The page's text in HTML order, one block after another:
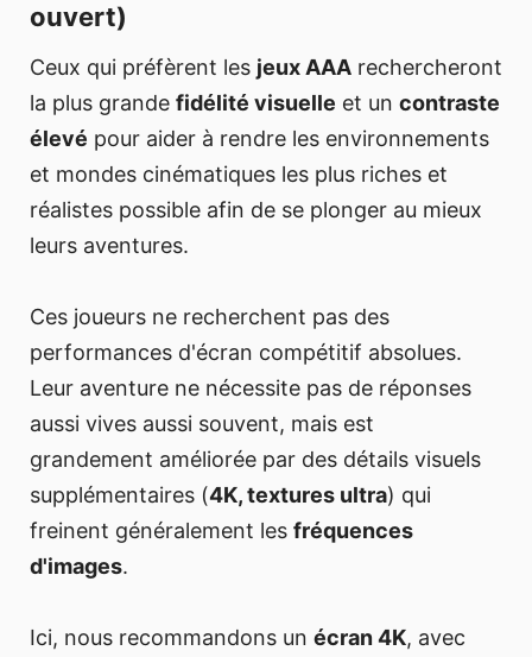
ouvert)
Ceux qui préfèrent les jeux AAA rechercheront
la plus grande fidélité visuelle et un contraste
élevé pour aider à rendre les environnements
et mondes cinématiques les plus riches et
réalistes possible afin de se plonger au mieux
leurs aventures.
Ces joueurs ne recherchent pas des
performances d'écran compétitif absolues.
Leur aventure ne nécessite pas de réponses
aussi vives aussi souvent, mais est
grandement améliorée par des détails visuels
supplémentaires (4K, textures ultra) qui
freinent généralement les fréquences
d'images.
Ici, nous recommandons un écran 4K, avec